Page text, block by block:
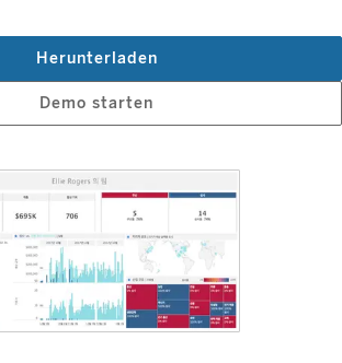
Demo starten
Herunterladen